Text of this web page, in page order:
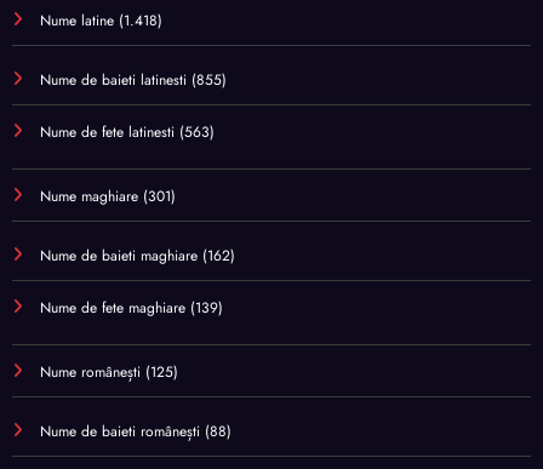
Nume latine (1.418)
Nume de baieti latinesti (855)
Nume de fete latinesti (563)
Nume maghiare (301)
Nume de baieti maghiare (162)
Nume de fete maghiare (139)
Nume românești (125)
Nume de baieti românești (88)